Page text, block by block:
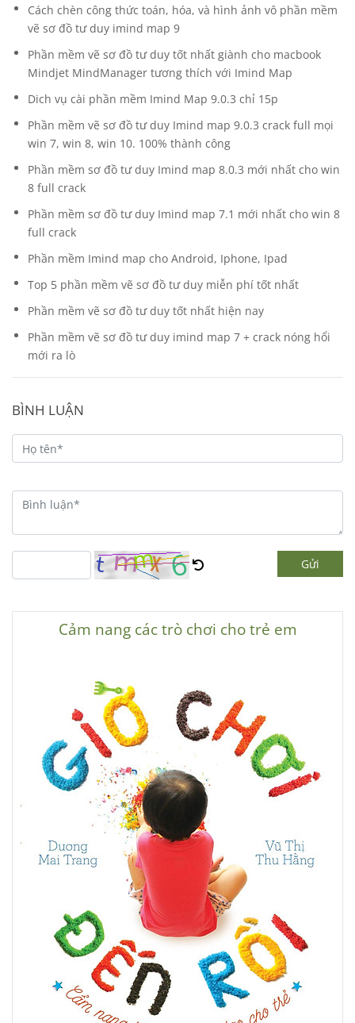
Cách chèn công thức toán, hóa, và hình ảnh vô phần mềm
vẽ sơ đồ tư duy imind map 9
Phần mềm vẽ sơ đồ tư duy tốt nhất giành cho macbook
Mindjet MindManager tương thích với Imind Map
Dich vụ cài phần mềm Imind Map 9.0.3 chỉ 15p
Phần mềm vẽ sơ đồ tư duy Imind map 9.0.3 crack full mọi
win 7, win 8, win 10. 100% thành công
Phần mềm sơ đồ tư duy Imind map 8.0.3 mới nhất cho win
8 full crack
Phần mềm sơ đồ tư duy Imind map 7.1 mới nhất cho win 8
full crack
Phần mềm Imind map cho Android, Iphone, Ipad
Top 5 phần mềm vẽ sơ đồ tư duy miễn phí tốt nhất
Phần mềm vẽ sơ đồ tư duy tốt nhất hiện nay
Phần mềm vẽ sơ đồ tư duy imind map 7 + crack nóng hổi
mới ra lò
BÌNH LUẬN
Gửi
Cảm nang các trò chơi cho trẻ em